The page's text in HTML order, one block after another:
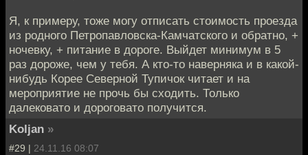
Я, к примеру, тоже могу отписать стоимость проезда
из родного Петропавловска-Камчатского и обратно, +
ночевку, + питание в дороге. Выйдет минимум в 5
раз дороже, чем у тебя. А кто-то наверняка и в какой-
нибудь Корее Северной Тупичок читает и на
мероприятие не прочь бы сходить. Только
далековато и дороговато получится.
Koljan »
#29 | 24.11.16 08:07